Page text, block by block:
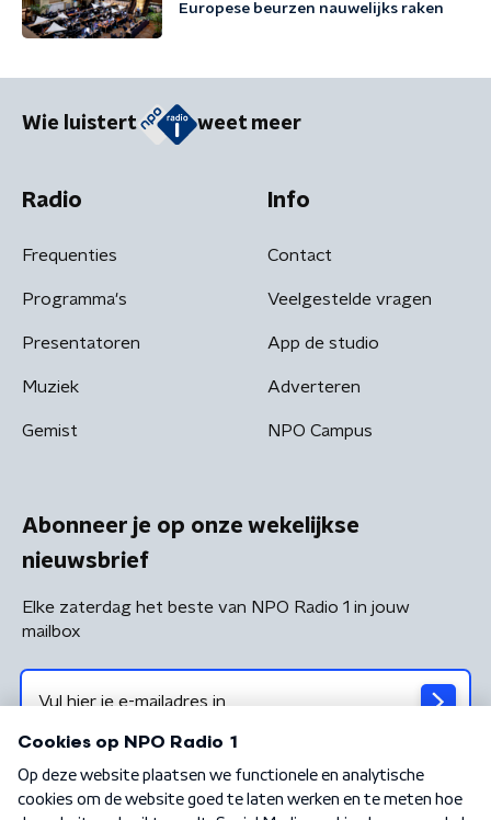
Europese beurzen nauwelijks raken
Wie luistert weet meer
Radio
Frequenties
Programma's
Presentatoren
Muziek
Gemist
Info
Contact
Veelgestelde vragen
App de studio
Adverteren
NPO Campus
Abonneer je op onze wekelijkse
nieuwsbrief
Elke zaterdag het beste van NPO Radio 1 in jouw
mailbox